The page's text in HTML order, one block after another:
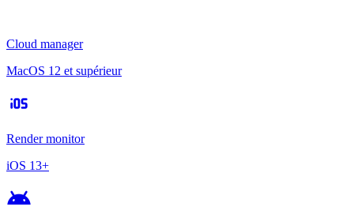
Cloud manager
MacOS 12 et supérieur
ios
Render monitor
iOS 13+
android